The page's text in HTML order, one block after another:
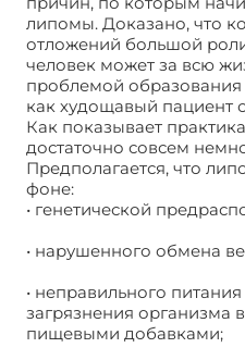
липомы. Доказано, что
отложений большой
человек может за всю
проблемой
как худощавый пациент
Как показывает
достаточно совсем
Предполагается, что
фоне:
• генетической
• нарушенного обмена
• неправильного
загрязнения организма
пищевыми добавками;